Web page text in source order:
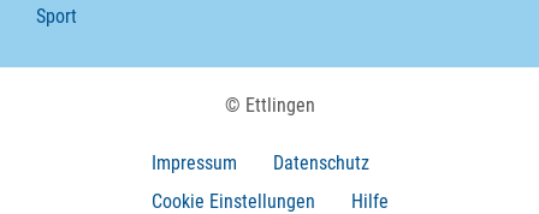
Sport
© Ettlingen
Impressum
Datenschutz
Cookie Einstellungen
Hilfe